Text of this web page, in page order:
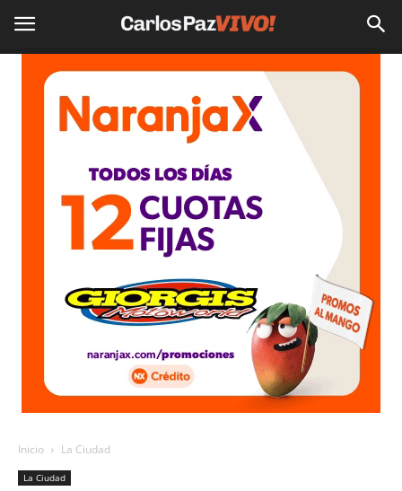
Inicio La Ciudad
La Ciudad